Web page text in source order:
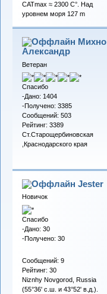
CATmax ≈ 2300 C°. Над
уровнем моря 127 m
Михно
Александр
Ветеран
Спасибо
-Дано: 1404
-Получено: 3385
Сообщений: 503
Рейтинг: 3389
Ст.Старощербиновская
,Краснодарского края
Jester
Новичок
Спасибо
-Дано: 30
-Получено: 30
Сообщений: 9
Рейтинг: 30
Niznhy Novgorod, Russia
(55°36' с.ш. и 43°52' в.д.).